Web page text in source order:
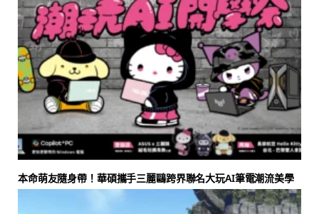
本命萌友隨身帶！華碩攜手三麗鷗跨界聯名大玩AI筆電潮流美學